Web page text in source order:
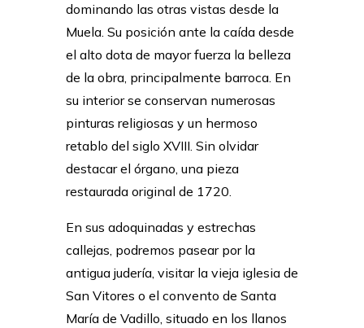
dominando las otras vistas desde la
Muela. Su posición ante la caída desde
el alto dota de mayor fuerza la belleza
de la obra, principalmente barroca. En
su interior se conservan numerosas
pinturas religiosas y un hermoso
retablo del siglo XVIII. Sin olvidar
destacar el órgano, una pieza
restaurada original de 1720.
En sus adoquinadas y estrechas
callejas, podremos pasear por la
antigua judería, visitar la vieja iglesia de
San Vitores o el convento de Santa
María de Vadillo, situado en los llanos